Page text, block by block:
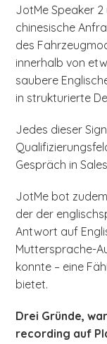
JotMe Speaker
chinesische
des
innerhalb von
saubere
in strukturierte
Jedes dieser
Gespräch in
JotMe bot
der der
Antwort auf
Muttersprache-
konnte – eine
bietet.
Drei Gründe,
recording auf